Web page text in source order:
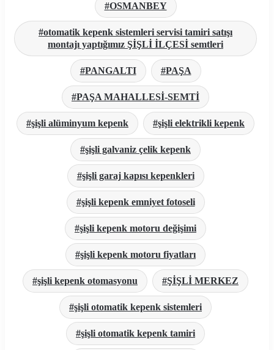
OSMANBEY
otomatik kepenk sistemleri servisi tamiri satışı
montajı yaptığımız ŞİŞLİ İLÇESİ semtleri
PANGALTI PAŞA
PAŞA MAHALLESİ-SEMTİ
şişli alüminyum kepenk şişli elektrikli kepenk
şişli galvaniz çelik kepenk
şişli garaj kapısı kepenkleri
şişli kepenk emniyet fotoseli
şişli kepenk motoru değişimi
şişli kepenk motoru fiyatları
şişli kepenk otomasyonu ŞİŞLİ MERKEZ
şişli otomatik kepenk sistemleri
şişli otomatik kepenk tamiri